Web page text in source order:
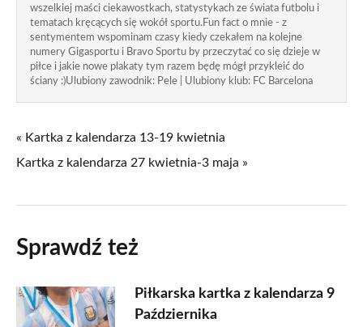
wszelkiej maści ciekawostkach, statystykach ze świata futbolu i
tematach kręcących się wokół sportu.Fun fact o mnie - z
sentymentem wspominam czasy kiedy czekałem na kolejne
numery Gigasportu i Bravo Sportu by przeczytać co się dzieje w
piłce i jakie nowe plakaty tym razem będę mógł przykleić do
ściany :)Ulubiony zawodnik: Pele | Ulubiony klub: FC Barcelona
« Kartka z kalendarza 13-19 kwietnia
Kartka z kalendarza 27 kwietnia-3 maja »
Sprawdź też
Piłkarska kartka z kalendarza 9
Października